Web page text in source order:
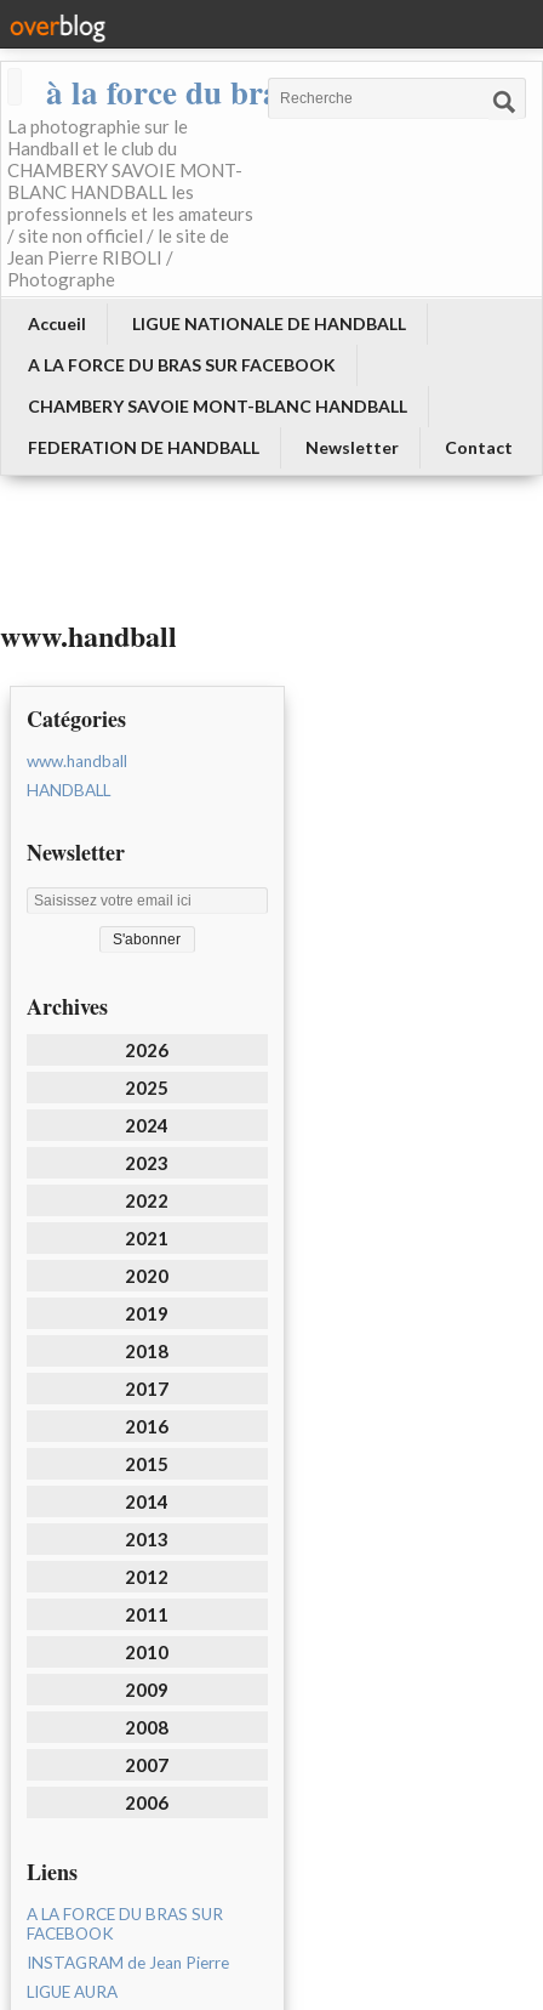
à la force du bras
La photographie sur le
Handball et le club du
CHAMBERY SAVOIE MONT-
BLANC HANDBALL les
professionnels et les amateurs
/ site non officiel / le site de
Jean Pierre RIBOLI /
Photographe
Accueil
LIGUE NATIONALE DE HANDBALL
A LA FORCE DU BRAS SUR FACEBOOK
CHAMBERY SAVOIE MONT-BLANC HANDBALL
FEDERATION DE HANDBALL
Newsletter Contact
www.handball
Catégories
www.handball
HANDBALL
Newsletter
Archives
2026
2025
2024
2023
2022
2021
2020
2019
2018
2017
2016
2015
2014
2013
2012
2011
2010
2009
2008
2007
2006
Liens
A LA FORCE DU BRAS SUR
FACEBOOK
INSTAGRAM de Jean Pierre
LIGUE AURA